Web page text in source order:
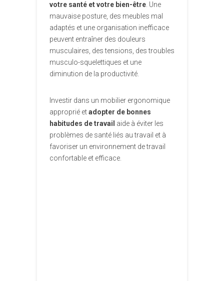
votre santé et votre bien-être. Une
mauvaise posture, des meubles mal
adaptés et une organisation inefficace
peuvent entraîner des douleurs
musculaires, des tensions, des troubles
musculo-squelettiques et une
diminution de la productivité.
Investir dans un mobilier ergonomique
approprié etadopter de bonnes
habitudes de travail aide à éviter les
problèmes de santé liés au travail et à
favoriser un environnement de travail
confortable et efficace.